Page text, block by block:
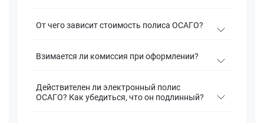
От чего зависит стоимость полиса ОСАГО?
Взимается ли комиссия при оформлении?
Действителен ли электронный полис
ОСАГО? Как убедиться, что он подлинный?